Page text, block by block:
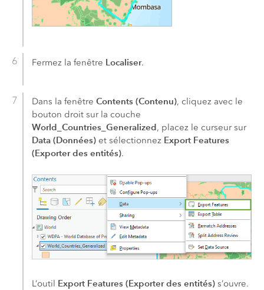
Fermez la fenêtre Localiser.
Dans la fenêtreContents (Contenu), cliquez avec le
bouton droit sur la couche
World_Countries_Generalized, placez le curseur sur
Data (Données) et sélectionnez Export Features
(Exporter des entités).
L’outil Export Features (Exporter des entités) s’ouvre.